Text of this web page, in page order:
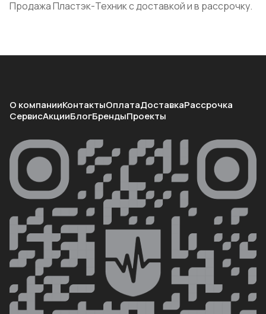
Продажа Пластэк-Техник с доставкой и в рассрочку.
О компанииКонтактыОплатаДоставкаРассрочка
СервисАкцииБлогБрендыПроекты